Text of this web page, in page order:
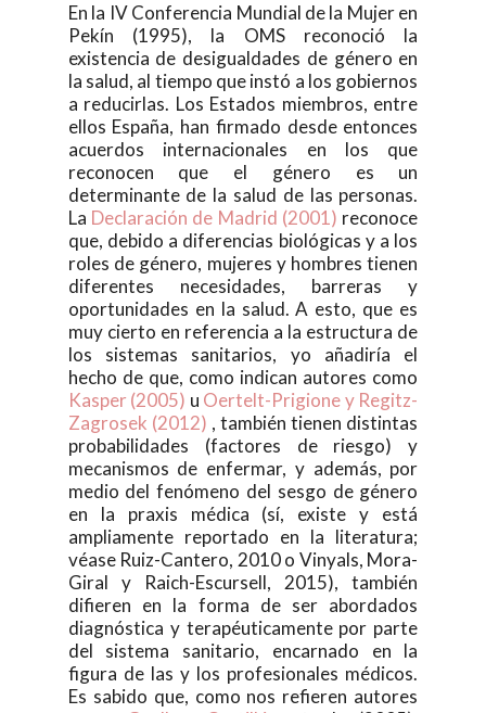
En la IV Conferencia Mundial de la Mujer en
Pekín (1995), la OMS reconoció la
existencia de desigualdades de género en
la salud, al tiempo que instó a los gobiernos
a reducirlas. Los Estados miembros, entre
ellos España, han firmado desde entonces
acuerdos internacionales en los que
reconocen que el género es un
determinante de la salud de las personas.
La Declaración de Madrid (2001) reconoce
que, debido a diferencias biológicas y a los
roles de género, mujeres y hombres tienen
diferentes necesidades, barreras y
oportunidades en la salud. A esto, que es
muy cierto en referencia a la estructura de
los sistemas sanitarios, yo añadiría el
hecho de que, como indican autores como
Kasper (2005) u Oertelt-Prigione y Regitz-
Zagrosek (2012) , también tienen distintas
probabilidades (factores de riesgo) y
mecanismos de enfermar, y además, por
medio del fenómeno del sesgo de género
en la praxis médica (sí, existe y está
ampliamente reportado en la literatura;
véase Ruiz-Cantero, 2010 o Vinyals, Mora-
Giral y Raich-Escursell, 2015), también
difieren en la forma de ser abordados
diagnóstica y terapéuticamente por parte
del sistema sanitario, encarnado en la
figura de las y los profesionales médicos.
Es sabido que, como nos refieren autores